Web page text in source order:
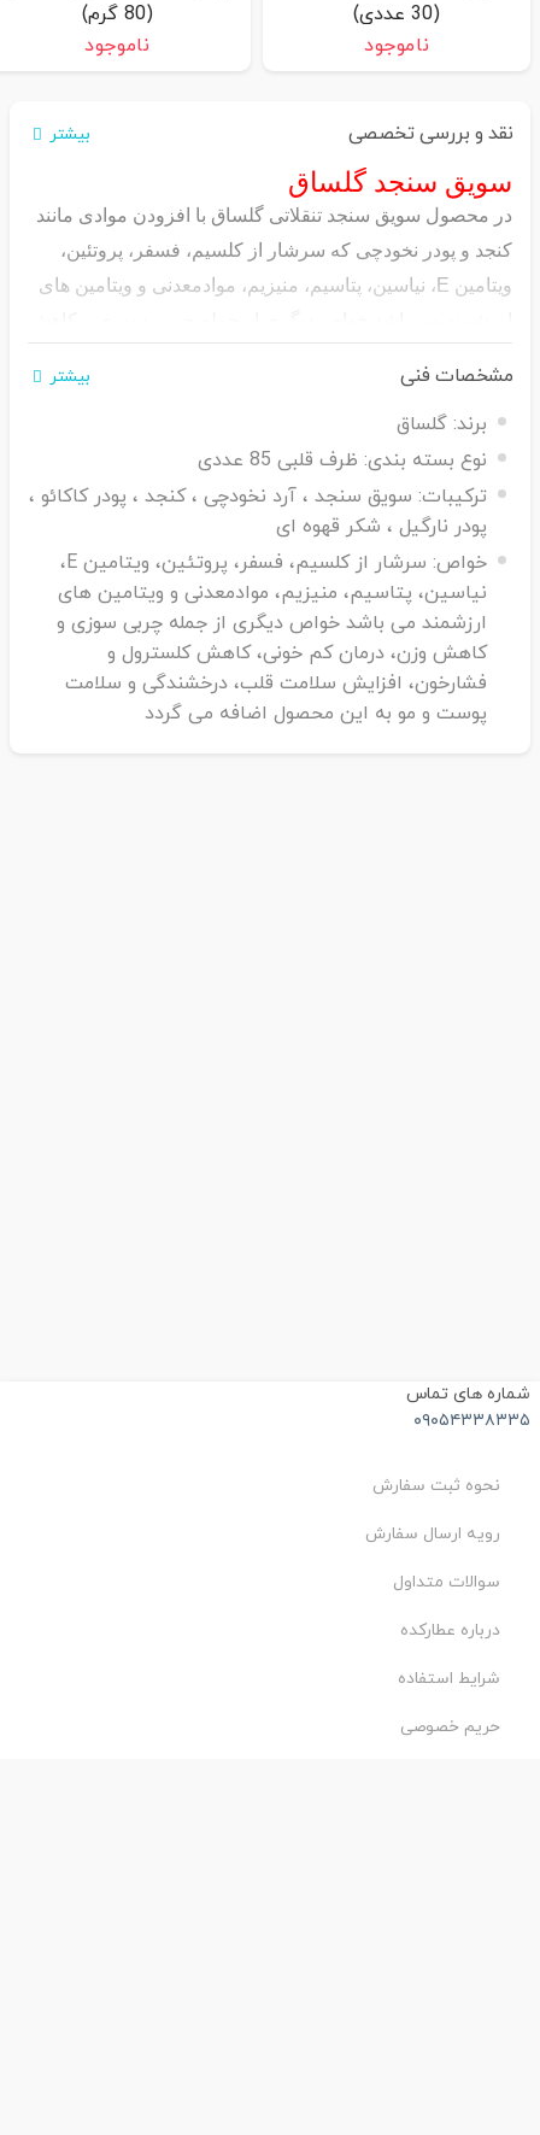
ناموجود
ناموجود
نقد و بررسی تخصصی بیشتر
سویق سنجد گلساق
در محصول سویق سنجد تنقلاتی گلساق با افزودن موادی مانند
کنجد و پودر نخودچی که سرشار از کلسیم، فسفر، پروتئین،
ویتامین E، نیاسین، پتاسیم، منیزیم، موادمعدنی و ویتامین های
سلامت قلب، درخشندگی و سلامت پوست و مو به این
محصول اضافه می گردد.
همچنین استفاده از شکر قهوه ای جهت شیرین سازی و عدم
استفاده از مواد نگهدارنده و افزودنی های شیمیایی این محصول
را به یکی از تنقلات کاملا سالم و طبیعی با ارزش غذایی بالا
تبدیل کرده است.
مشخصات فنی بیشتر
برند: گلساق
نوع بسته بندی: ظرف قلبی 85 عددی
ترکیبات: سویق سنجد ، آرد نخودچی ، کنجد ، پودر کاکائو ،
پودر نارگیل ، شکر قهوه ای
خواص:
نیاسین، پتاسیم، منیزیم، موادمعدنی و ویتامین های
ارزشمند می باشد خواص دیگری از جمله چربی سوزی و
کاهش وزن، درمان کم خونی، کاهش کلسترول و
فشارخون، افزایش سلامت قلب، درخشندگی و سلامت
پوست و مو به این محصول اضافه می گردد
های تماس
نحوه ثبت سفارش
رویه ارسال سفارش
سوالات متداول
درباره عطارکده
شرایط استفاده
حریم خصوصی